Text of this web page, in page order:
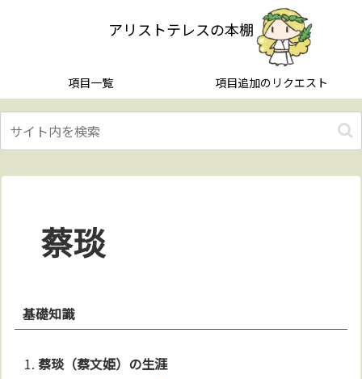
アリストテレスの本棚
項目一覧 項目追加のリクエスト
蔡琰
基礎知識
蔡琰（蔡文姫）の生涯